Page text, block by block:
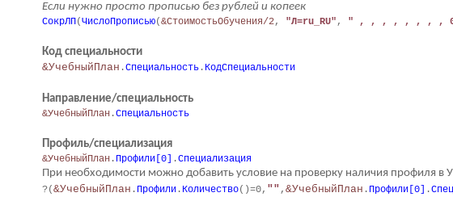
Если нужно просто прописью без рублей и копеек
СокрЛП(ЧислоПрописью(&СтоимостьОбучения/2, "Л=ru_RU" , " , , , , , , , ,
Код специальности
&УчебныйПлан .Специальность . КодСпециальности
Направление/специальность
&УчебныйПлан .Специальность
Профиль/специализация
&УчебныйПлан . Профили[0] .Специализация
При необходимости можно добавить условие на проверку наличия профиля в
?(&УчебныйПлан . Профили . Количество()=0, "" , &УчебныйПлан . Профили[0] .